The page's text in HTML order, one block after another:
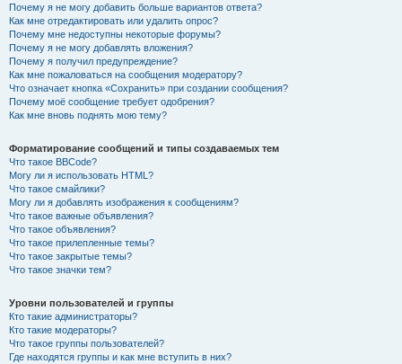
Почему я не могу добавить больше вариантов ответа?
Как мне отредактировать или удалить опрос?
Почему мне недоступны некоторые форумы?
Почему я не могу добавлять вложения?
Почему я получил предупреждение?
Как мне пожаловаться на сообщения модератору?
Что означает кнопка «Сохранить» при создании сообщения?
Почему моё сообщение требует одобрения?
Как мне вновь поднять мою тему?
Форматирование сообщений и типы создаваемых тем
Что такое BBCode?
Могу ли я использовать HTML?
Что такое смайлики?
Могу ли я добавлять изображения к сообщениям?
Что такое важные объявления?
Что такое объявления?
Что такое прилепленные темы?
Что такое закрытые темы?
Что такое значки тем?
Уровни пользователей и группы
Кто такие администраторы?
Кто такие модераторы?
Что такое группы пользователей?
Где находятся группы и как мне вступить в них?